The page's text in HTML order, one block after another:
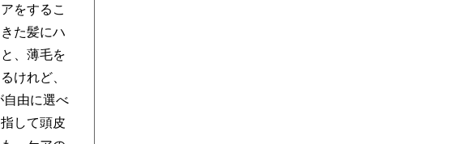
をするこ
た髪にハ
、薄毛を
けれど、
自由に選べ
して頭皮